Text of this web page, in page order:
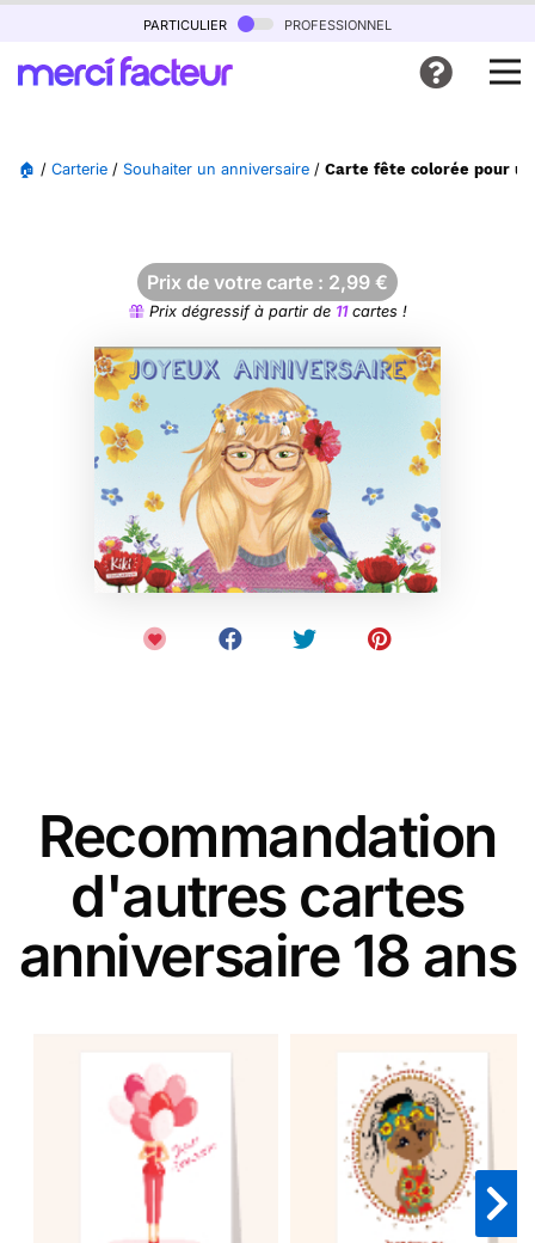
particulier professionnel
🏠 / Carterie / Souhaiter un anniversaire / Carte fête colorée pour
Prix de votre carte : 2,99 €
Prix dégressif à partir de 11cartes !
Recommandation
d'autres cartes
anniversaire 18 ans